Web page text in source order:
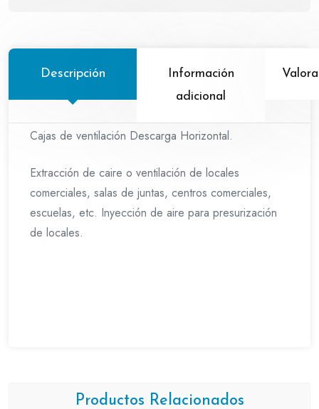
Descripción
Información
adicional
Cajas de ventilación Descarga Horizontal.
Extracción de caire o ventilación de locales
comerciales, salas de juntas, centros comerciales,
escuelas, etc. Inyección de aire para presurización
de locales.
Productos Relacionados